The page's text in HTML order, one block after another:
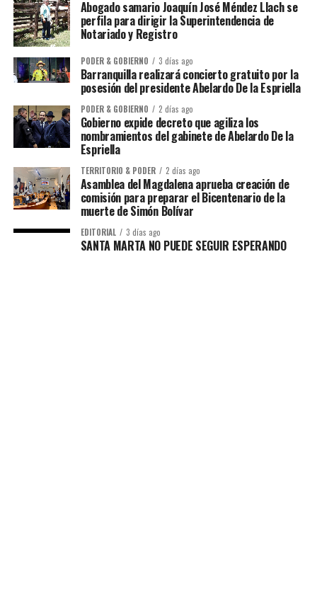
Abogado samario Joaquín José Méndez Llach se
perfila para dirigir la Superintendencia de
Notariado y Registro
PODER & GOBIERNO 3 días ago
Barranquilla realizará concierto gratuito por la
posesión del presidente Abelardo De la Espriella
PODER & GOBIERNO 2 días ago
Gobierno expide decreto que agiliza los
nombramientos del gabinete de Abelardo De la
Espriella
TERRITORIO & PODER 2 días ago
Asamblea del Magdalena aprueba creación de
comisión para preparar el Bicentenario de la
muerte de Simón Bolívar
EDITORIAL 3 días ago
SANTA MARTA NO PUEDE SEGUIR ESPERANDO